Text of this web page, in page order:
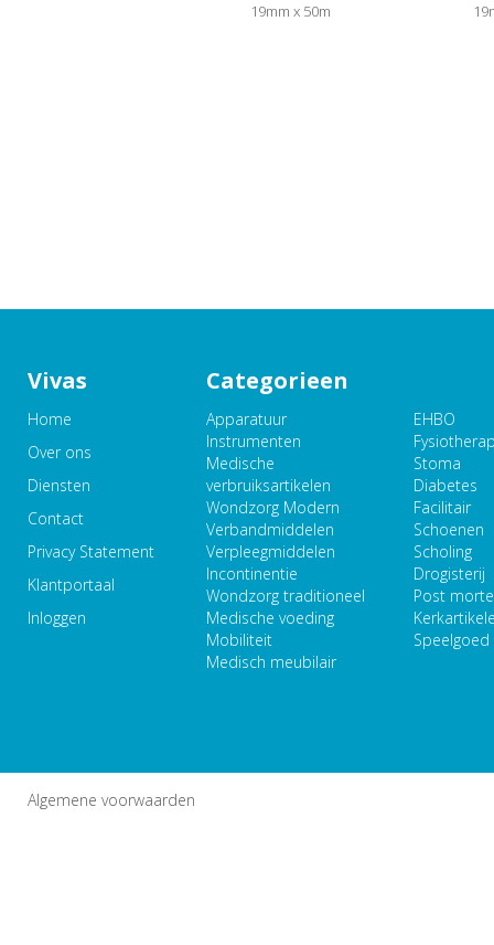
19mm x 50m
Vivas
Home
Over ons
Diensten
Contact
Privacy Statement
Klantportaal
Inloggen
Categorieen
Apparatuur
Instrumenten
Medische
verbruiksartikelen
Wondzorg Modern
Verbandmiddelen
Verpleegmiddelen
Incontinentie
Wondzorg traditioneel
Medische voeding
Mobiliteit
Medisch meubilair
EHBO
Stoma
Diabetes
Facilitair
Schoenen
Scholing
Drogisterij
Post
Speelgoed
Algemene voorwaarden